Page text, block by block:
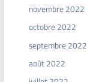
novembre 2022
octobre 2022
septembre 2022
août 2022